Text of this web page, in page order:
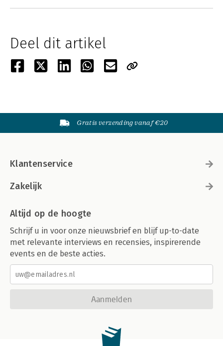
Deel dit artikel
Gratis verzending vanaf €20
Klantenservice
Zakelijk
Altijd op de hoogte
Schrijf u in voor onze nieuwsbrief en blijf up-to-date
met relevante interviews en recensies, inspirerende
events en de beste acties.
Aanmelden